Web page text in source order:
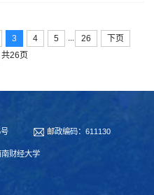
3 4 5 ... 26
下页
共26页
邮政编码：611130
财经大学